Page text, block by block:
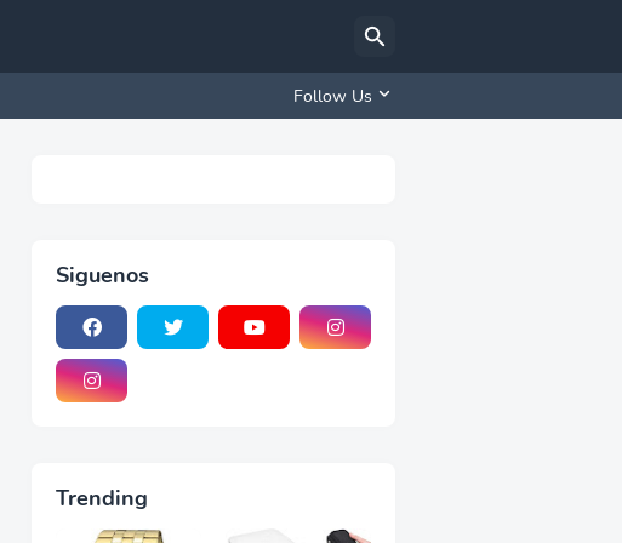
Follow Us
Siguenos
Trending